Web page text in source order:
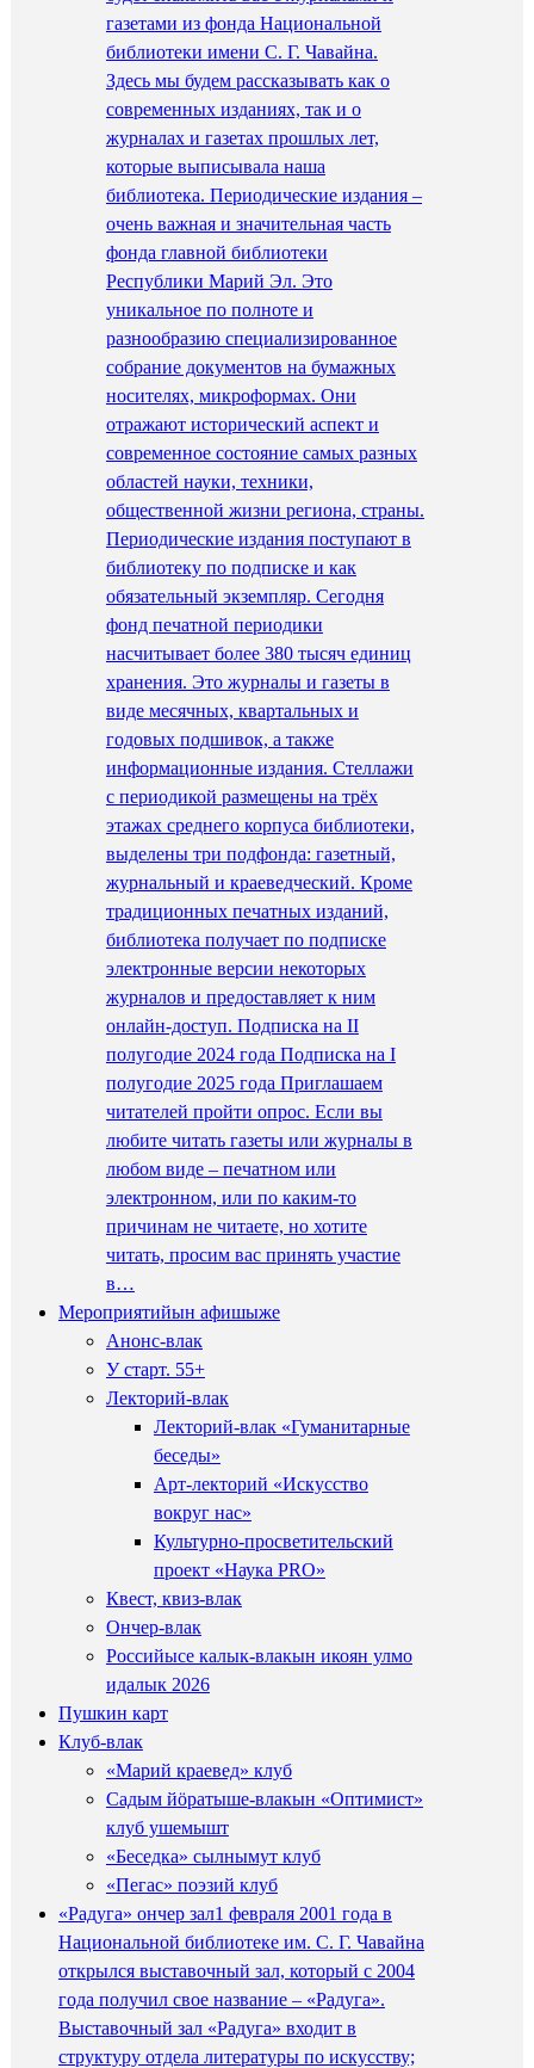
газетами из фонда Национальной
библиотеки имени С. Г. Чавайна.
Здесь мы будем рассказывать как о
современных изданиях, так и о
журналах и газетах прошлых лет,
которые выписывала наша
библиотека. Периодические издания –
очень важная и значительная часть
фонда главной библиотеки
Республики Марий Эл. Это
уникальное по полноте и
разнообразию специализированное
собрание документов на бумажных
носителях, микроформах. Они
отражают исторический аспект и
современное состояние самых разных
областей науки, техники,
общественной жизни региона, страны.
Периодические издания поступают в
библиотеку по подписке и как
обязательный экземпляр. Сегодня
фонд печатной периодики
насчитывает более 380 тысяч единиц
хранения. Это журналы и газеты в
виде месячных, квартальных и
годовых подшивок, а также
информационные издания. Стеллажи
с периодикой размещены на трёх
этажах среднего корпуса библиотеки,
выделены три подфонда: газетный,
журнальный и краеведческий. Кроме
традиционных печатных изданий,
библиотека получает по подписке
электронные версии некоторых
журналов и предоставляет к ним
онлайн-доступ. Подписка на II
полугодие 2024 года Подписка на I
полугодие 2025 года Приглашаем
читателей пройти опрос. Если вы
любите читать газеты или журналы в
любом виде – печатном или
электронном, или по каким-то
причинам не читаете, но хотите
читать, просим вас принять участие
в…
Мероприятийын афишыже
Анонс-влак
У старт. 55+
Лекторий-влак
Лекторий-влак «Гуманитарные
беседы»
Арт-лекторий «Искусство
вокруг нас»
Культурно-просветительский
проект «Наука PRO»
Квест, квиз-влак
Ончер-влак
Российысе калык-влакын икоян улмо
идалык 2026
Пушкин карт
Клуб-влак
«Марий краевед» клуб
Садым йӧратыше-влакын «Оптимист»
клуб ушемышт
«Беседка» сылнымут клуб
«Пегас» поэзий клуб
«Радуга» ончер зал1 февраля 2001 года в
Национальной библиотеке им. С. Г. Чавайна
открылся выставочный зал, который с 2004
года получил свое название – «Радуга».
Выставочный зал «Радуга» входит в
структуру отдела литературы по искусству;